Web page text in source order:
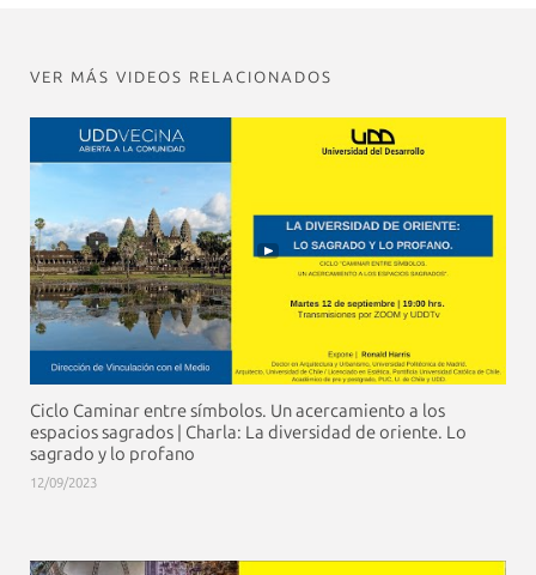
VER MÁS VIDEOS RELACIONADOS
Ciclo Caminar entre símbolos. Un acercamiento a los
espacios sagrados | Charla: La diversidad de oriente. Lo
sagrado y lo profano
12/09/2023